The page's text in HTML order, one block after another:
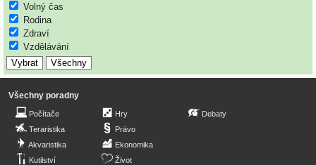
Volný čas
Rodina
Zdraví
Vzdělávání
Všechny poradny
Počítače
Teraristika
Akvaristika
Kutilství
Hry
Právo
Ekonomika
Život
Debaty